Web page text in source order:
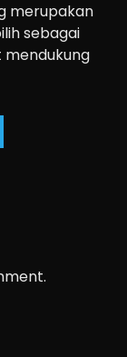
merupakan
sebagai
mendukung